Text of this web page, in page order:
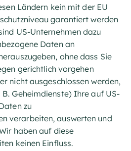
Ländern kein mit der EU
garantiert werden
US-Unternehmen dazu
Daten an
ohne dass Sie
gerichtlich vorgehen
nicht ausgeschlossen werden,
Geheimdienste) Ihre auf US-
zu
verarbeiten, auswerten und
haben auf diese
keinen Einfluss.